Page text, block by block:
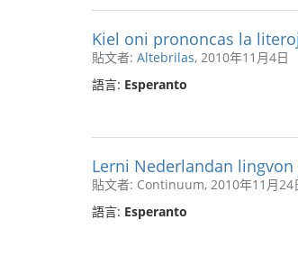
Kiel oni prononcas la
貼文者: Altebrilas, 2010年11月4日
語言: Esperanto
Lerni Nederlandan
貼文者: Continuum, 2010年11月24
語言: Esperanto